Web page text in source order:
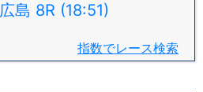
広島 8R (18:51)
指数でレース検索